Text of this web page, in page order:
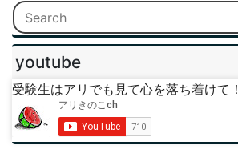
youtube
受験生はアリでも見て心を落ち着けて！